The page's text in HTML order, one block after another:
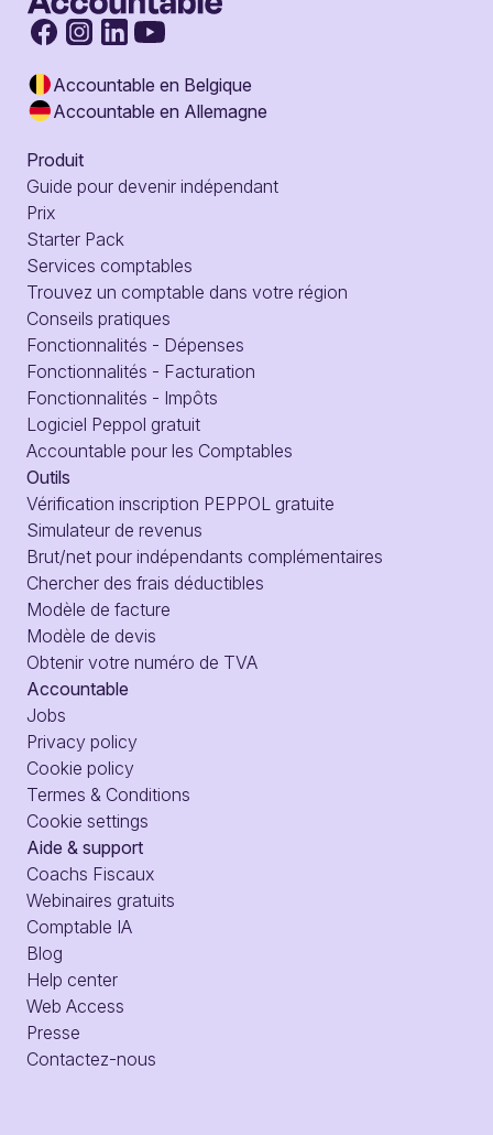
Accountable en Belgique
Accountable en Allemagne
Produit
Guide pour devenir indépendant
Prix
Starter Pack
Services comptables
Trouvez un comptable dans votre région
Conseils pratiques
Fonctionnalités - Dépenses
Fonctionnalités - Facturation
Fonctionnalités - Impôts
Logiciel Peppol gratuit
Accountable pour les Comptables
Outils
Vérification inscription PEPPOL gratuite
Simulateur de revenus
Brut/net pour indépendants complémentaires
Chercher des frais déductibles
Modèle de facture
Modèle de devis
Obtenir votre numéro de TVA
Accountable
Jobs
Privacy policy
Cookie policy
Termes & Conditions
Cookie settings
Aide & support
Coachs Fiscaux
Webinaires gratuits
Comptable IA
Blog
Help center
Web Access
Presse
Contactez-nous